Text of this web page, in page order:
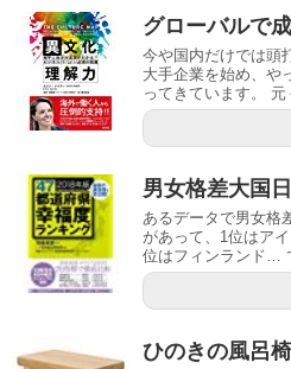
グローバルで
今や国内だけでは頭
大手企業を始め、や
ってきています。 元
男女格差大国
あるデータで男女格
があって、1位はア
位はフィンランド…
ひのきの風呂